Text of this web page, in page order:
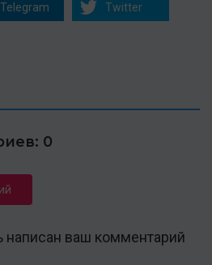
Telegram Twitter
0
ваш комментарий